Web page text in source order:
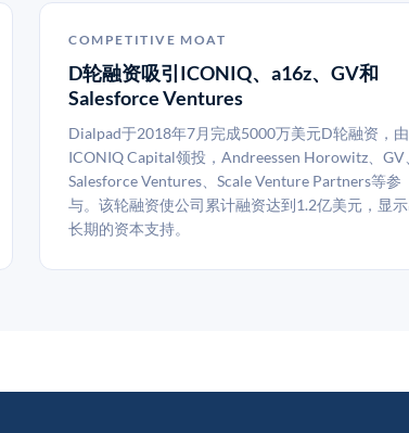
COMPETITIVE MOAT
D轮融资吸引ICONIQ、a16z、GV和
Salesforce Ventures
Dialpad于2018年7月完成5000万美元D轮融资，由
ICONIQ Capital领投，Andreessen Horowitz、GV
Salesforce Ventures、Scale Venture Partners等参
与。该轮融资使公司累计融资达到1.2亿美元，显示
长期的资本支持。